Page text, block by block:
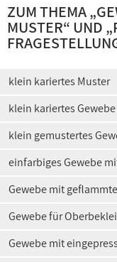
ZUM THEMA „
MUSTER“ UND „
klein kariertes Muster
klein kariertes Gewebe
klein gemustertes
einfarbiges Gewebe
Gewebe mit
Gewebe für
Gewebe mit